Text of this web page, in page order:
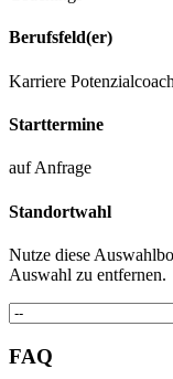
Berufsfeld(er)
Karriere
Starttermine
auf Anfrage
Standortwahl
Nutze diese
Auswahl zu entfernen.
FAQ